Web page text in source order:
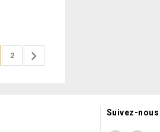
2 
Suivez-nous